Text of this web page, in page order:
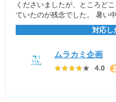
くださいましたが、ところど
ていたのが残念でした。 暑い
対応し
ムラカミ企画
★★★★★
★★★★★ 4.0